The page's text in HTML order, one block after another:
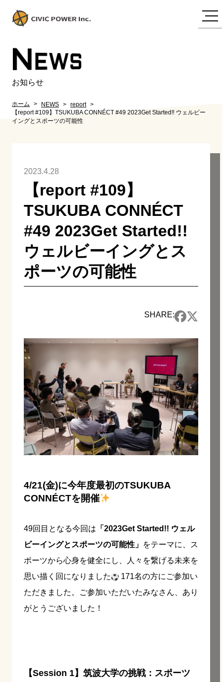
NEWS
お知らせ
ホーム NEWS
report
【report #109】TSUKUBA CONNÉCT #49 2023Get Started!! ウェルビー
イングとスポーツの可能性
2023.4.28
【report #109】
TSUKUBA CONNÉCT
#49 2023Get Started!!
ウェルビーイングとス
ポーツの可能性
SHARE:
4/21(金)に今年度最初のTSUKUBA
CONNÉCTを開催
49回目となる今回は 「2023Get Started!! ウェル
ビーイングとスポーツの可能性」 をテーマに、ス
ポーツから心身を健全にし、人々を繋げる未来を
思い描く回になりました
171名の方にご参加い
ただきました。ご参加いただいたみなさん、あり
がとうございました！
【Session 1】筑波大学の挑戦：スポーツ